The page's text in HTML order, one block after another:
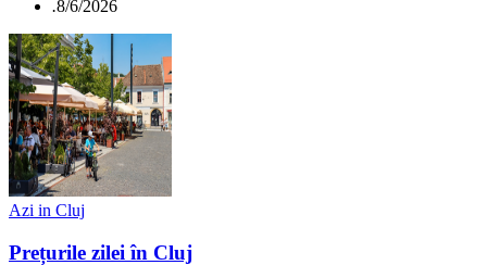
.8/6/2026
Azi in Cluj
Prețurile zilei în Cluj